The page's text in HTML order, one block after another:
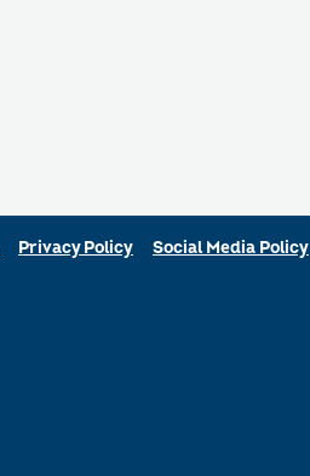
Privacy Policy Social Media Policy